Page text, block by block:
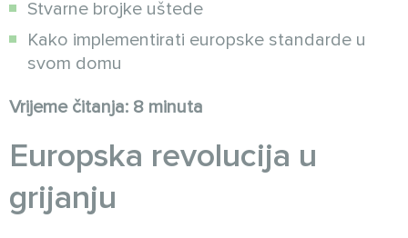
Stvarne brojke uštede
Kako implementirati europske standarde u
svom domu
Vrijeme čitanja: 8 minuta
Europska revolucija u
grijanju